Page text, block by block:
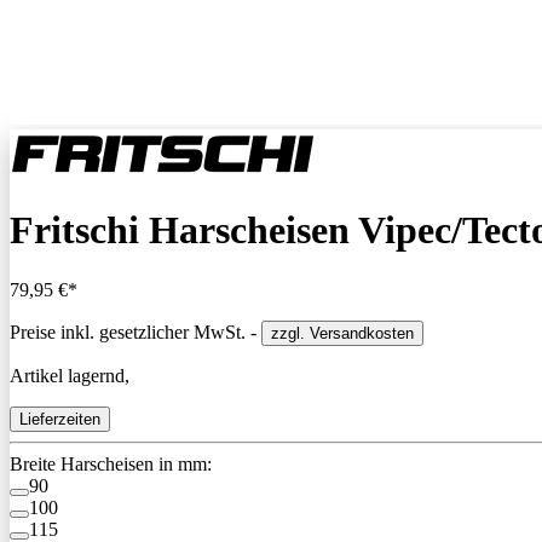
Fritschi Harscheisen Vipec/
79,95 €*
Preise inkl. gesetzlicher MwSt. - zzgl. Versandkosten
Artikel lagernd,
Lieferzeiten
Breite Harscheisen in mm:
90
100
115